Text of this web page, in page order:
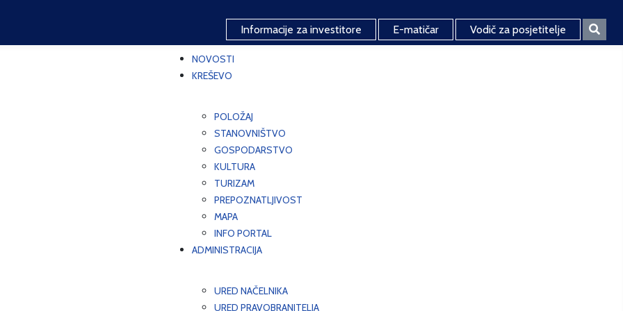
Informacije za investitore E-matičar Vodič za posjetitelje
NOVOSTI
KREŠEVO
POLOŽAJ
STANOVNIŠTVO
GOSPODARSTVO
KULTURA
TURIZAM
PREPOZNATLJIVOST
MAPA
INFO PORTAL
ADMINISTRACIJA
URED NAČELNIKA
URED PRAVOBRANITELJA